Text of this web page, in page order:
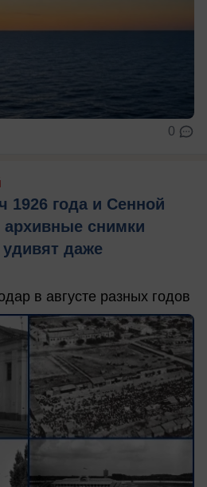
0
1926 года и Сенной
снимки
удивят даже
в августе разных годов